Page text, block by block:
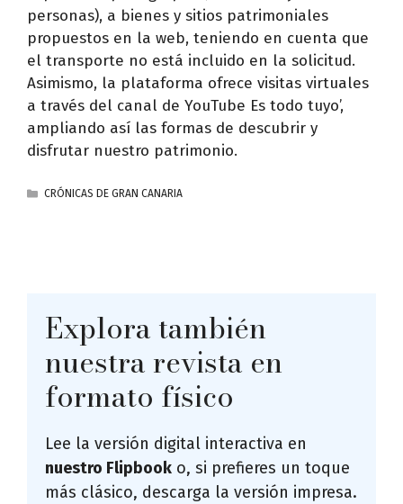
personas), a bienes y sitios patrimoniales
propuestos en la web, teniendo en cuenta que
el transporte no está incluido en la solicitud.
Asimismo, la plataforma ofrece visitas virtuales
a través del canal de YouTube Es todo tuyo’,
ampliando así las formas de descubrir y
disfrutar nuestro patrimonio.
CATEGORÍAS
CRÓNICAS DE GRAN CANARIA
Explora también
nuestra revista en
formato físico
Lee la versión digital interactiva en
nuestro Flipbook o, si prefieres un toque
más clásico, descarga la versión impresa.